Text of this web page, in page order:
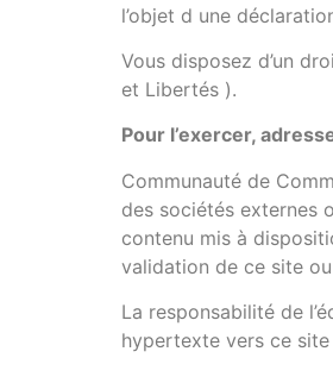
l’objet d une
Vous disposez d’un
et Libertés ).
Pour l’exercer,
Communauté de
des sociétés externes
contenu mis à
validation de ce site
La responsabilité de
hypertexte vers ce site